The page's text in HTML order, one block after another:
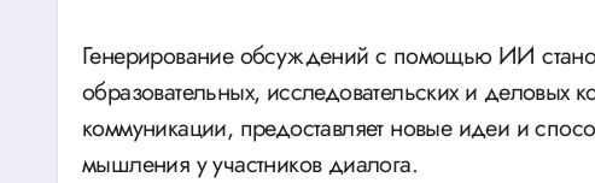
Генерирование обсуждений с помощью ИИ
образовательных, исследовательских и деловых
коммуникации, предоставляет новые идеи и
мышления у участников диалога.